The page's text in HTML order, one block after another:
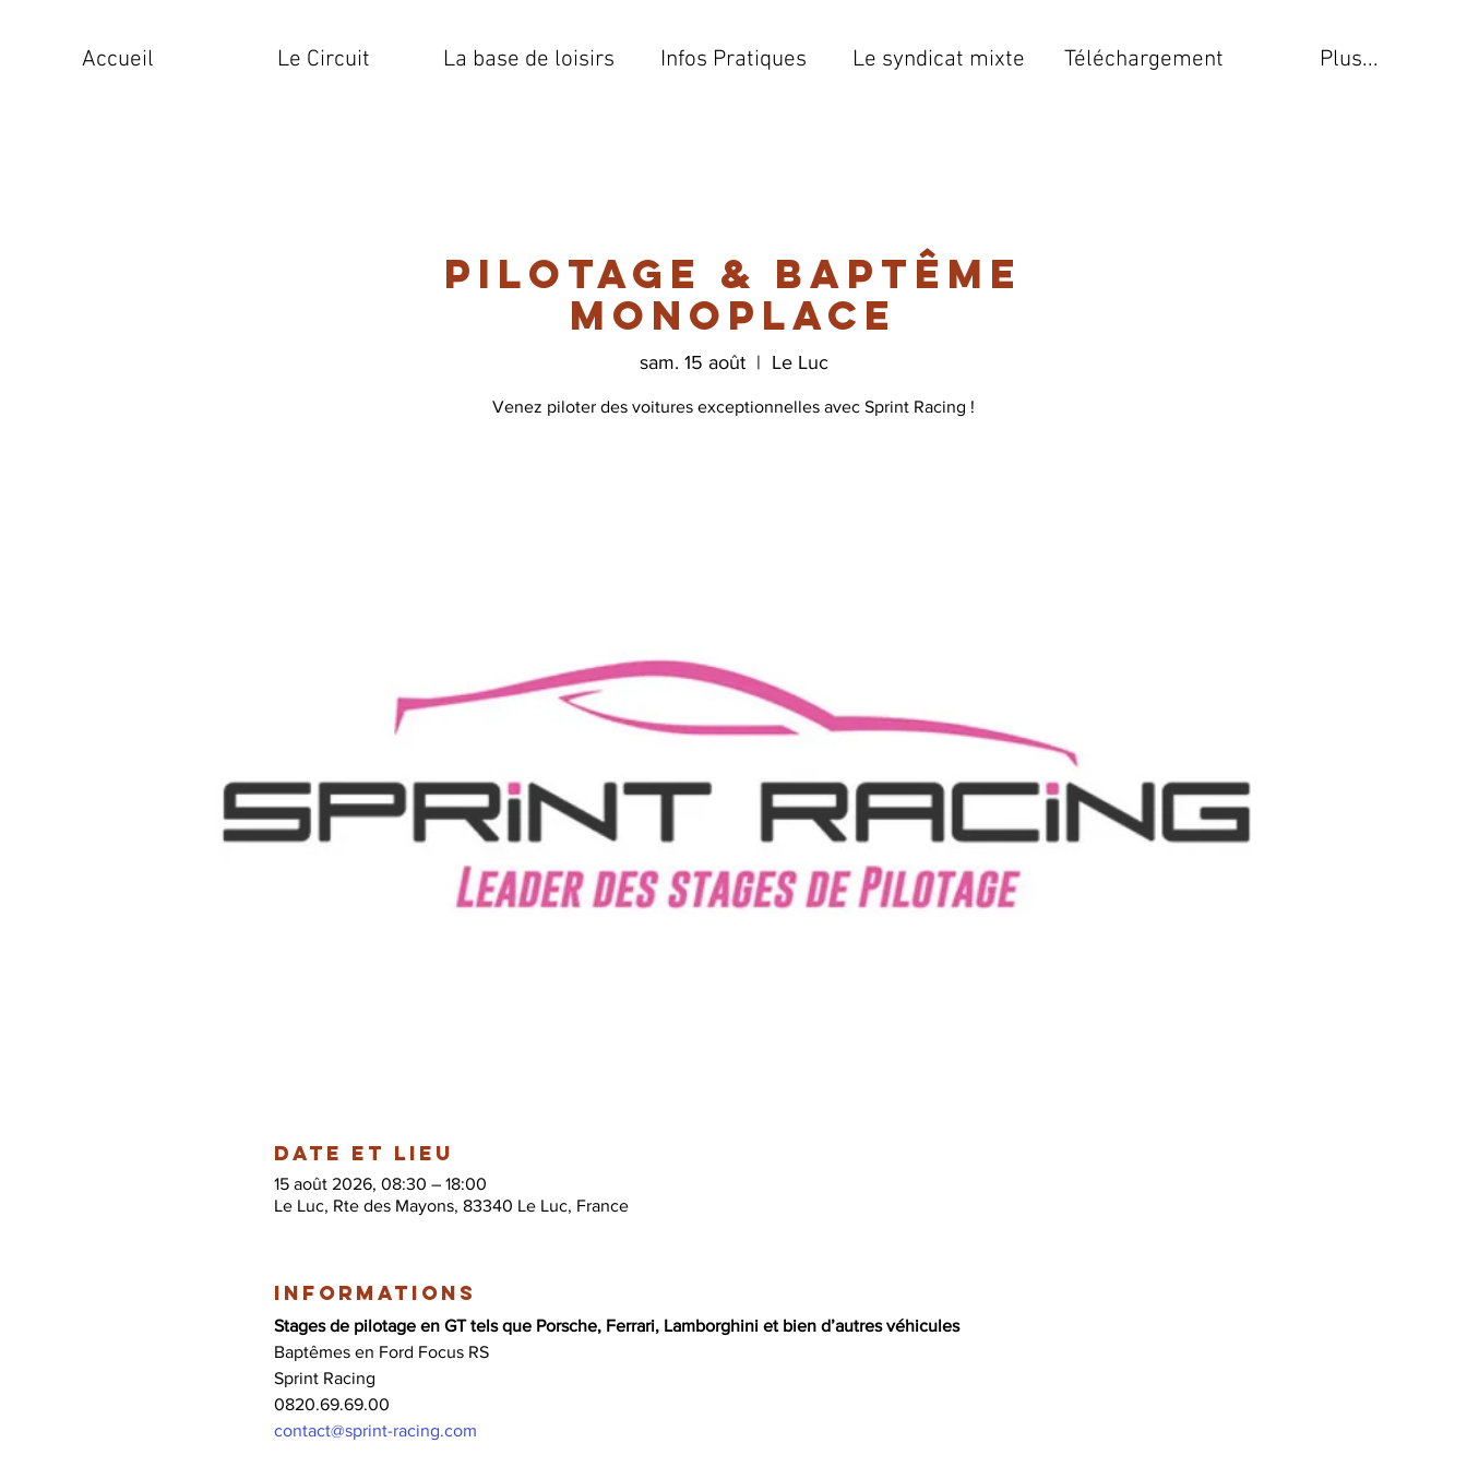
Accueil Le Circuit La base de loisirs Infos Pratiques Le syndicat mixte Téléchargement Plus...
Pilotage & Baptême
monoplace
sam. 15 août
  |
Le Luc
Venez piloter des voitures exceptionnelles avec Sprint Racing !
Date et lieu
15 août 2026, 08:30 – 18:00
Le Luc, Rte des Mayons, 83340 Le Luc, France
Informations
Stages de pilotage en GT tels que Porsche, Ferrari, Lamborghini et bien d’autres véhicules
Baptêmes en Ford Focus RS
Sprint Racing
0820.69.69.00
contact@sprint-racing.com